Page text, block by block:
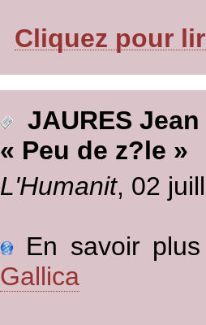
Cliquez pour
JAURES Jean
« Peu de z?le »
L'Humanit, 02
En savoir
Gallica